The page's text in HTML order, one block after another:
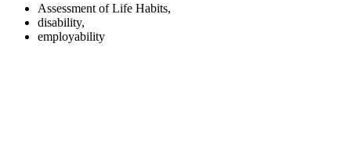
Assessment of Life Habits,
disability,
employability